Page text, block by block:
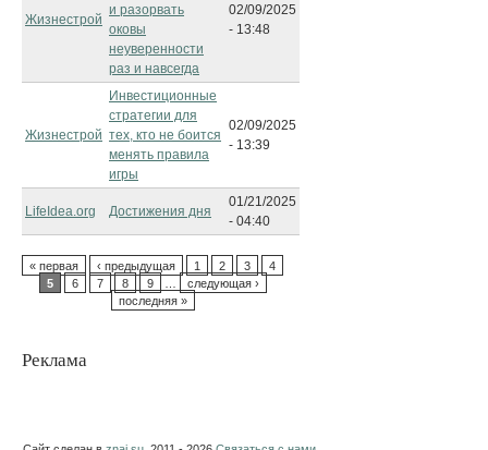
Жизнестрой
и разорвать
оковы
неуверенности
раз и навсегда
02/09/2025
- 13:48
Жизнестрой
Инвестиционные
стратегии для
тех, кто не боится
менять правила
игры
02/09/2025
- 13:39
LifeIdea.org Достижения дня
01/21/2025
- 04:40
« первая ‹ предыдущая 1 2 3
4
5
6 7 8 9
следующая ›
последняя »
Реклама